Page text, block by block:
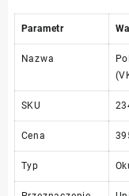
Parametr
Nazwa
SKU
Cena
Typ